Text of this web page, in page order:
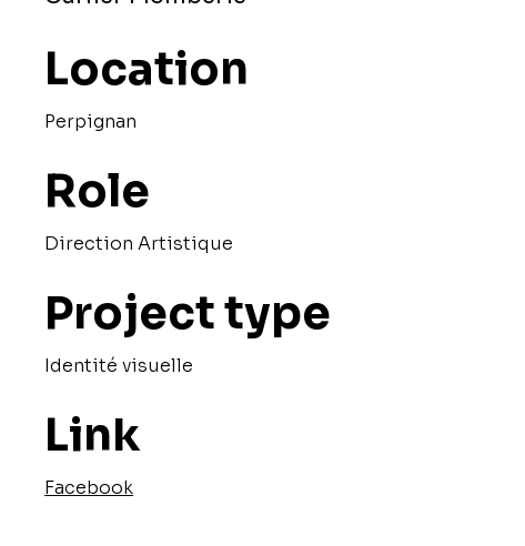
Location
Perpignan
Role
Direction Artistique
Project type
Identité visuelle
Link
Facebook